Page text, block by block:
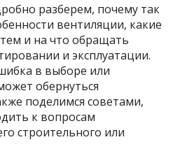
разберем, почему так
вентиляции, какие
и на что обращать
и эксплуатации.
в выборе или
обернуться
поделимся советами,
к вопросам
строительного или